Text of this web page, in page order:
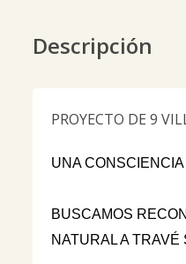
Descripción
PROYECTO DE 9
UNA CONSCIENCIA
BUSCAMOS
NATURAL A